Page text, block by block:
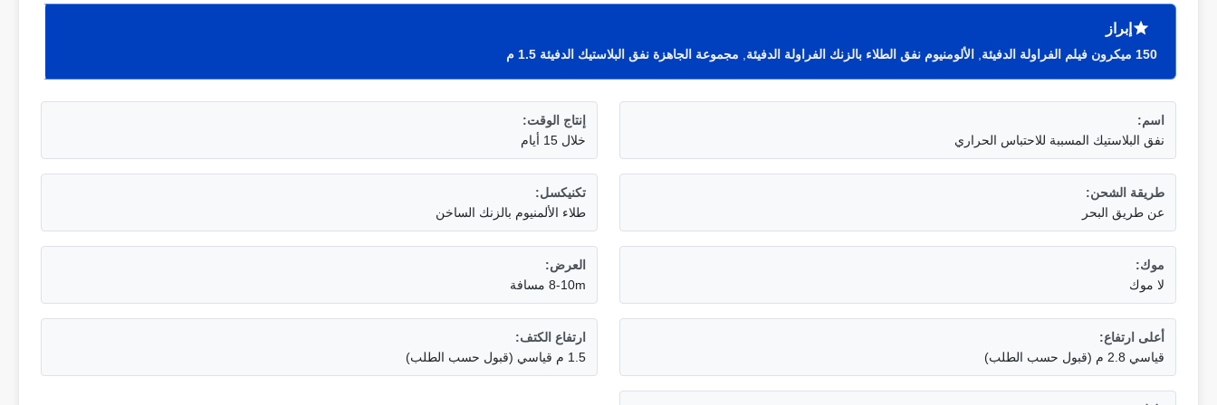
إبراز
150 ميكرون فيلم الفراولة الدفيئة الألومنيوم نفق الطلاء بالزنك الفراولة الدفيئة مجموعة الجاهزة نفق البلاستيك الدفيئة 1.5 م
اسم:
نفق البلاستيك المسببة للاحتباس الحراري
إنتاج الوقت:
خلال 15 أيام
طريقة الشحن:
عن طريق البحر
تكنيكسل:
طلاء الألمنيوم بالزنك الساخن
موك:
لا موك
العرض:
8-10m مسافة
أعلى ارتفاع:
قياسي 2.8 م (قبول حسب الطلب)
ارتفاع الكتف:
1.5 م قياسي (قبول حسب الطلب)